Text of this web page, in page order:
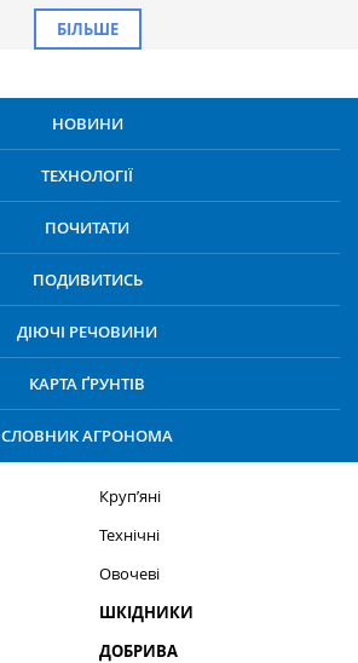
БІЛЬШЕ
НОВИНИ
ТЕХНОЛОГІЇ
ПОЧИТАТИ
ПОДИВИТИСЬ
ДІЮЧІ РЕЧОВИНИ
КАРТА ҐРУНТІВ
СЛОВНИК АГРОНОМА
Круп’яні
Технічні
Овочеві
ШКІДНИКИ
ДОБРИВА